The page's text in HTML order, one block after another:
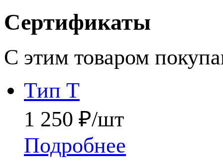
Сертификаты
С этим товаром
Тип Т
1 250 ₽/шт
Подробнее